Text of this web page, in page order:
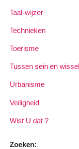
Taal-wijzer
Technieken
Toerisme
Tussen sein en wissel
Urbanisme
Veiligheid
Wist U dat ?
Zoeken: